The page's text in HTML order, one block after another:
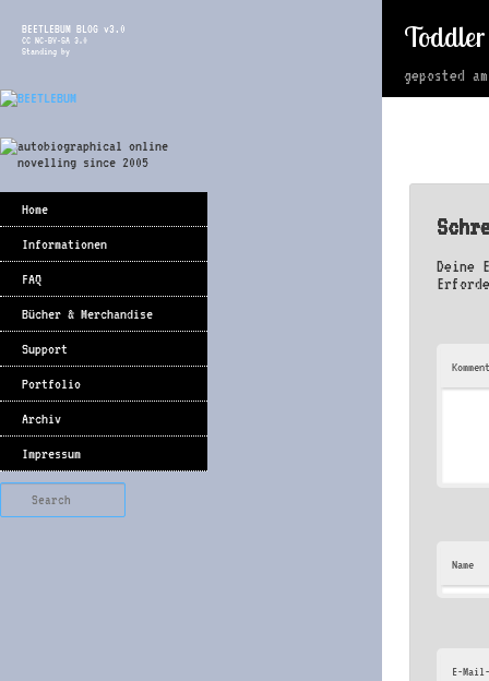
BEETLEBUM BLOG v3.0
CC NC-BY-SA 3.0
Standing by
Home
Informationen
FAQ
Bücher & Merchandise
Support
Portfolio
Archiv
Impressum
geposted
Deine
Name
E-